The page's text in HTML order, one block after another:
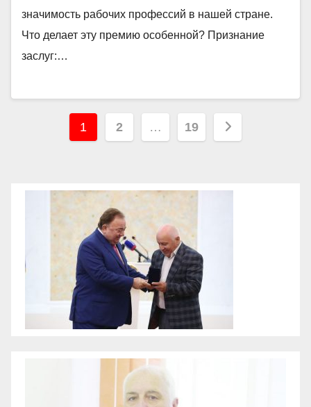
значимость рабочих профессий в нашей стране.
Что делает эту премию особенной? Признание
заслуг:…
Пагинация
1 2 … 19